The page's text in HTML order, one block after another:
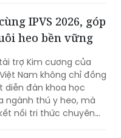
trợ Kim cương của
Nam không chỉ đồng
diễn đàn khoa học
ngành thú y heo, mà
nối tri thức chuyên
chăn nuôi tại Việt
hội thảo vệ tinh, gian
các nghiên cứu được
được giao giữ